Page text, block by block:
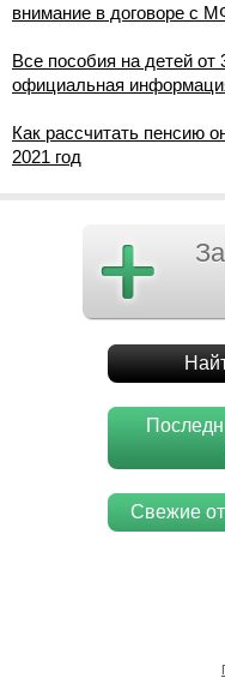
внимание в договоре с
Все пособия на детей
официальная
Как рассчитать пенсию
2021 год
Свежие